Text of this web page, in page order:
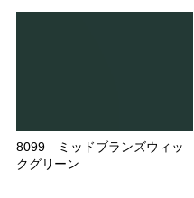
8099 ミッドブランズウィッ
クグリーン